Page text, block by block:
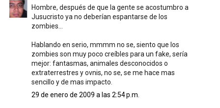
Hombre, después de que la gente se acostumbro a
Jusucristo ya no deberían espantarse de los
zombies...
Hablando en serio, mmmm no se, siento que los
zombies son muy poco creíbles para un fake, sería
mejor: fantasmas, animales desconocidos o
extraterrestres y ovnis, no se, se me hace mas
sencillo y de mas impacto.
29 de enero de 2009 a las 2:54 p.m.